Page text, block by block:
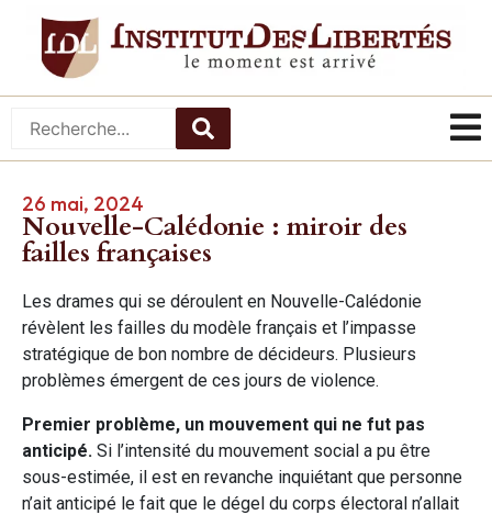
26 mai, 2024
Nouvelle-Calédonie : miroir des
failles françaises
Les drames qui se déroulent en Nouvelle-Calédonie
révèlent les failles du modèle français et l’impasse
stratégique de bon nombre de décideurs. Plusieurs
problèmes émergent de ces jours de violence.
Premier problème, un mouvement qui ne fut pas
anticipé. Si l’intensité du mouvement social a pu être
sous-estimée, il est en revanche inquiétant que personne
n’ait anticipé le fait que le dégel du corps électoral n’allait